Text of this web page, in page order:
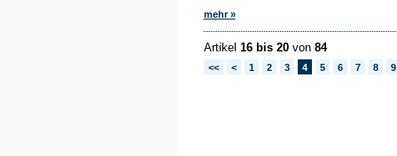
mehr »
Artikel 16 bis 20von 84
<< < 1 2 3 4 5 6 7 8 9